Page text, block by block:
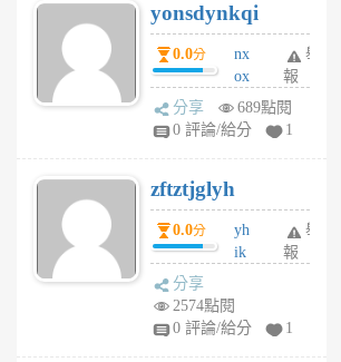
6
個
月
前
yonsdynkqi
0.0分
nx
ox
rh
pe
月
前
舉
報
分享
689點閱
0 評論/給分
1
zftztjglyh
0.0分
yh
ik
tu
舉
報
分享
2574點閱
0 評論/給分
1